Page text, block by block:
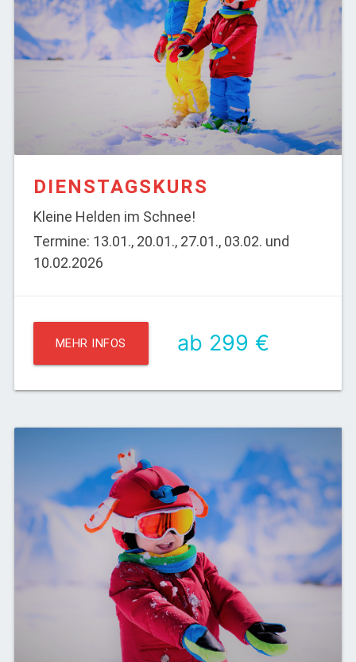
DIENSTAGSKURS
Kleine Helden im Schnee!
Termine: 13.01., 20.01., 27.01., 03.02. und
10.02.2026
MEHR INFOS ab 299 €